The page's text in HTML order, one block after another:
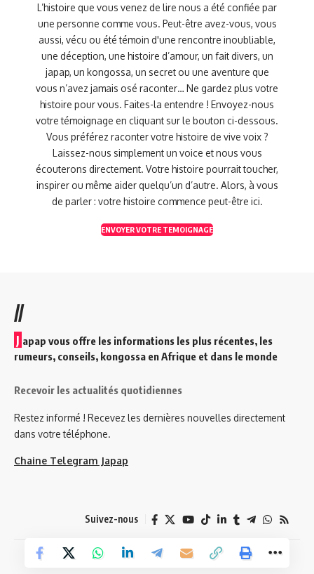
L’histoire que vous venez de lire nous a été confiée par
une personne comme vous. Peut-être avez-vous, vous
aussi, vécu ou été témoin d'une rencontre inoubliable,
une déception, une histoire d’amour, un fait divers, un
japap, un kongossa, un secret ou une aventure que
vous n’avez jamais osé raconter… Ne gardez plus votre
histoire pour vous. Faites-la entendre ! Envoyez-nous
votre témoignage en cliquant sur le bouton ci-dessous.
Vous préférez raconter votre histoire de vive voix ?
Laissez-nous simplement un voice et nous vous
écouterons directement. Votre histoire pourrait toucher,
inspirer ou même aider quelqu’un d’autre. Alors, à vous
de parler : votre histoire commence peut-être ici.
ENVOYER VOTRE TEMOIGNAGE
//
J apap vous offre les informations les plus récentes, les
rumeurs, conseils, kongossa en Afrique et dans le monde
Recevoir les actualités quotidiennes
Restez informé ! Recevez les dernières nouvelles directement
dans votre téléphone.
Chaine Telegram Japap
Suivez-nous
© 2026 Japap Info. Tous droits réservés.